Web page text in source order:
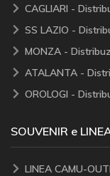
CAGLIARI -
SS LAZIO -
MONZA -
ATALANTA -
OROLOGI -
SOUVENIR e
LINEA CAMU-